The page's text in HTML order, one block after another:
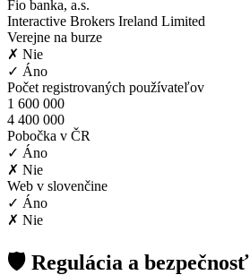
Fio banka, a.s.
Interactive Brokers Ireland Limited
Verejne na burze
✗ Nie
✓ Áno
Počet registrovaných používateľov
1 600 000
4 400 000
Pobočka v ČR
✓ Áno
✗ Nie
Web v slovenčine
✓ Áno
✗ Nie
🛡️ Regulácia a bezpečnosť